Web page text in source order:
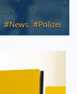
News Polizei